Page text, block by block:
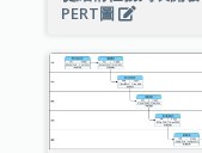
PERT圖